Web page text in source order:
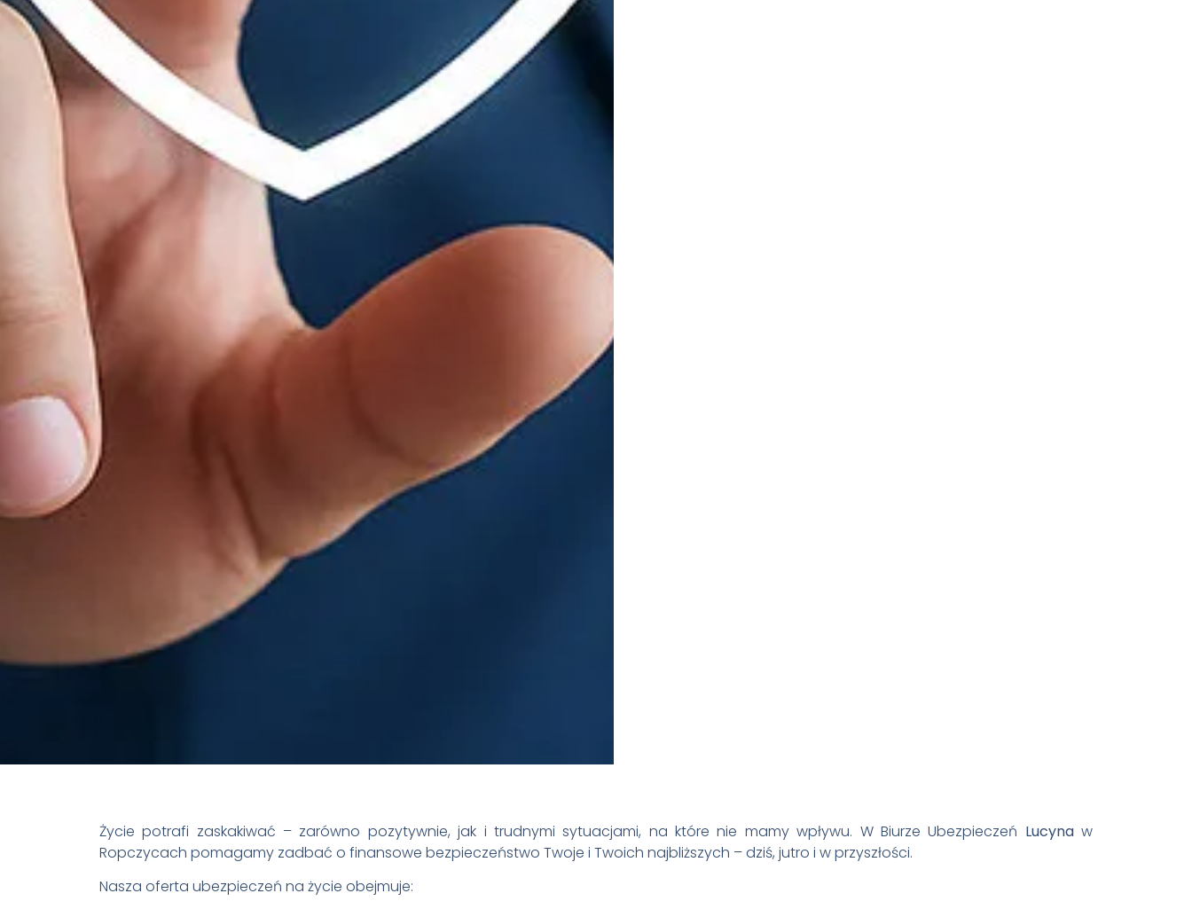
Życie potrafi zaskakiwać – zarówno pozytywnie, jak i trudnymi sytuacjami, na które nie mamy wpływu. W Biurze Ubezpieczeń Lucynaw
Ropczycach pomagamy zadbać o finansowe bezpieczeństwo Twoje i Twoich najbliższych – dziś, jutro i w przyszłości.
Nasza oferta ubezpieczeń na życie obejmuje: